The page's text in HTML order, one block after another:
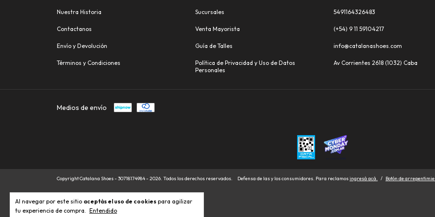
Al navegar por este sitio aceptás el uso de cookies para agilizar
tu experiencia de compra. Entendido
Nuestra Historia
Contactanos
Envío y Devolución
Términos y Condiciones
Sucursales
Venta Mayorista
Guía de Talles
Política de Privacidad y Uso de Datos
Personales
5491164326483
(+54) 9 11 59104217
info@catalanashoes.com
Av Corrientes 2618 (1032) Caba
Medios de envío
Copyright Catalana Shoes - 30718174984 - 2026. Todos los derechos reservados. Defensa de las y los consumidores. Para reclamosingresá acá. / Botón de